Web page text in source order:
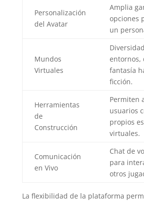
Personalización
del Avatar
Amplia
opciones
un
Mundos
Virtuales
entornos,
fantasía
ficción.
Herramientas
de
Construcción
Permiten
usuarios
propios
virtuales.
Comunicación
en Vivo
Chat de
para
otros
La flexibilidad de la plataforma